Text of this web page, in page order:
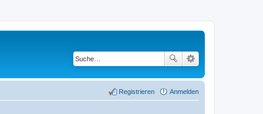
Anmelden
Registrieren